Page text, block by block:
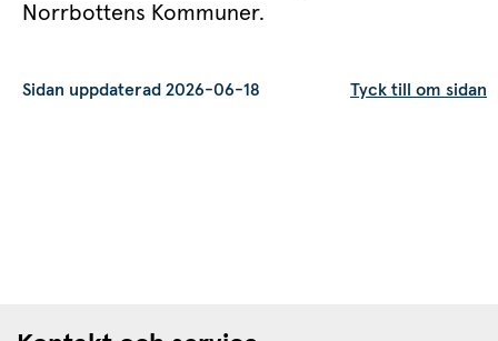
Norrbottens Kommuner.
Sidan uppdaterad 2026-06-18 Tyck till om sidan